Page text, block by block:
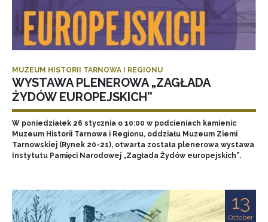
MUZEUM HISTORII TARNOWA I REGIONU
WYSTAWA PLENEROWA „ZAGŁADA
ŻYDÓW EUROPEJSKICH”
W poniedziałek 26 stycznia o 10:00 w podcieniach kamienic
Muzeum Historii Tarnowa i Regionu, oddziału Muzeum Ziemi
Tarnowskiej (Rynek 20-21), otwarta została plenerowa wystawa
Instytutu Pamięci Narodowej „Zagłada Żydów europejskich”.
13
October